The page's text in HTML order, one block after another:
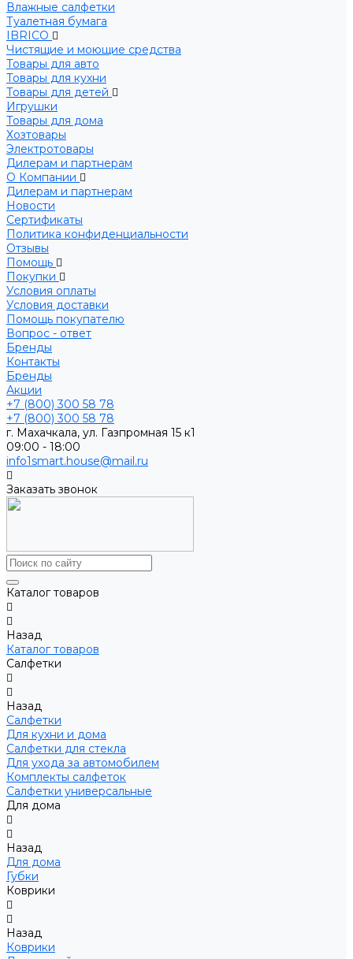
Влажные салфетки
Туалетная бумага
IBRICO
Чистящие и моющие средства
Товары для авто
Товары для кухни
Товары для детей
Игрушки
Товары для дома
Хозтовары
Электротовары
Дилерам и партнерам
О Компании
Дилерам и партнерам
Новости
Сертификаты
Политика конфиденциальности
Отзывы
Помощь
Покупки
Условия оплаты
Условия доставки
Помощь покупателю
Вопрос - ответ
Бренды
Контакты
Бренды
Акции
+7 (800) 300 58 78
+7 (800) 300 58 78
г. Махачкала, ул. Газпромная 15 к1
09:00 - 18:00
info1smart.house@mail.ru
Заказать звонок
Каталог товаров
Назад
Каталог товаров
Салфетки
Назад
Салфетки
Для кухни и дома
Салфетки для стекла
Для ухода за автомобилем
Комплекты салфеток
Салфетки универсальные
Для дома
Назад
Для дома
Губки
Коврики
Назад
Коврики